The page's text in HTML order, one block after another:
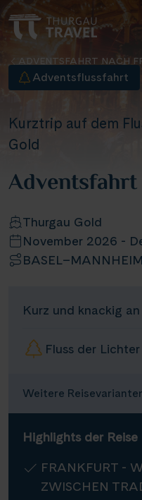
Reiseziele & Flüsse
Reisearten
Infos
Reisekataloge
Newsletter
ADVENTSFAHRT NACH
Adventsflussfahrt
Kurztrip auf dem
Gold
Thurgau Gold
November 2026 -
Kurz und knackig
Fluss der
Weitere
Highlights der Reise
FRANKFURT -
ZWISCHEN